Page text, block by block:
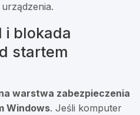
i blokada
startem
warstwa zabezpieczenia
Windows. Jeśli komputer